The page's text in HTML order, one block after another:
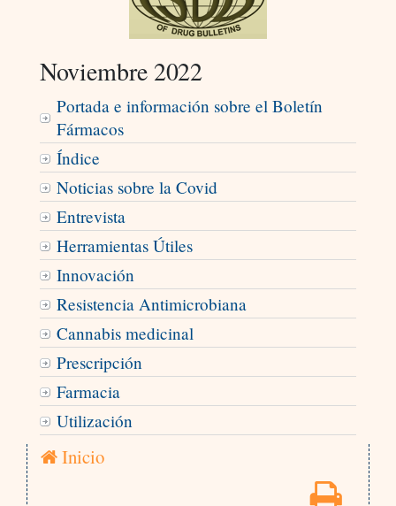
Noviembre 2022
Portada e información sobre el Boletín
Fármacos
Índice
Noticias sobre la Covid
Entrevista
Herramientas Útiles
Innovación
Resistencia Antimicrobiana
Cannabis medicinal
Prescripción
Farmacia
Utilización
Inicio